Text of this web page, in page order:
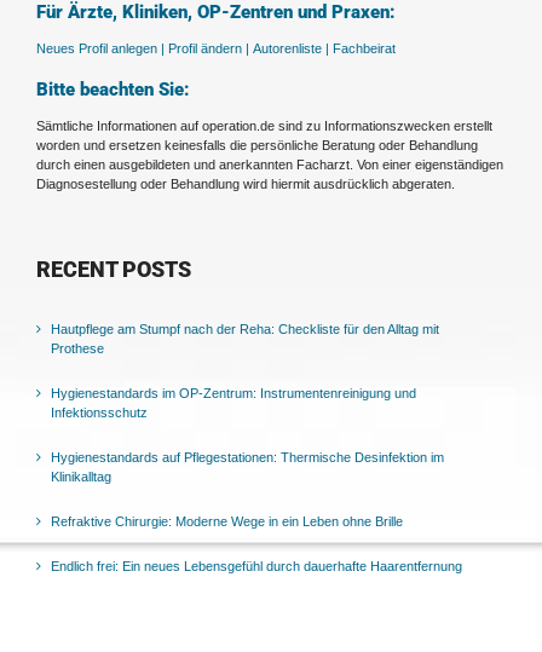
Für Ärzte, Kliniken, OP-Zentren und Praxen:
Neues Profil anlegen | Profil ändern | Autorenliste | Fachbeirat
Bitte beachten Sie:
Sämtliche Informationen auf operation.de sind zu Informationszwecken erstellt
worden und ersetzen keinesfalls die persönliche Beratung oder Behandlung
durch einen ausgebildeten und anerkannten Facharzt. Von einer eigenständigen
Diagnosestellung oder Behandlung wird hiermit ausdrücklich abgeraten.
RECENT POSTS
Hautpflege am Stumpf nach der Reha: Checkliste für den Alltag mit
Prothese
Hygienestandards im OP-Zentrum: Instrumentenreinigung und
Infektionsschutz
Hygienestandards auf Pflegestationen: Thermische Desinfektion im
Klinikalltag
Refraktive Chirurgie: Moderne Wege in ein Leben ohne Brille
Endlich frei: Ein neues Lebensgefühl durch dauerhafte Haarentfernung